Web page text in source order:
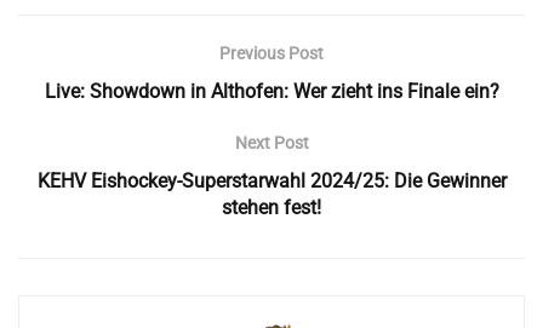
Previous Post
Live: Showdown in Althofen: Wer zieht ins Finale ein?
Next Post
KEHV Eishockey-Superstarwahl 2024/25: Die Gewinner
stehen fest!